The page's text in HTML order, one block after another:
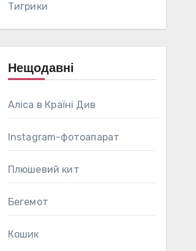
Тигрики
Нещодавні
Аліса в Країні Див
Instagram-фотоапарат
Плюшевий кит
Бегемот
Кошик